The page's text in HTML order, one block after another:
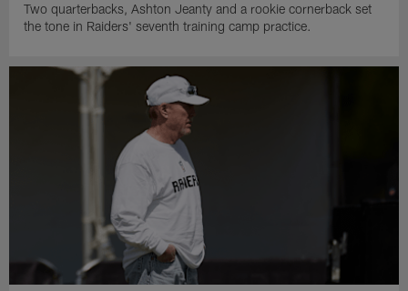
Two quarterbacks, Ashton Jeanty and a rookie cornerback set
the tone in Raiders' seventh training camp practice.